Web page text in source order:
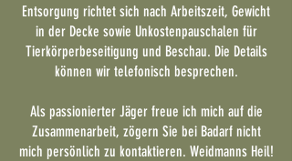
Entsorgung richtet sich nach Arbeitszeit, Gewicht
in der Decke sowie Unkostenpauschalen für
Tierkörperbeseitigung und Beschau. Die Details
können wir telefonisch besprechen.
Als passionierter Jäger freue ich mich auf die
Zusammenarbeit, zögern Sie bei Badarf nicht
mich persönlich zu kontaktieren. Weidmanns Heil!